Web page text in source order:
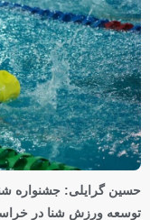
توسعه ورزش شنا در